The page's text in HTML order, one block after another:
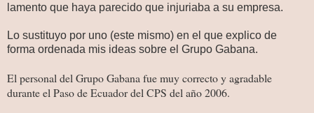
lamento que haya parecido que injuriaba a su empresa.
Lo sustituyo por uno (este mismo) en el que explico de
forma ordenada mis ideas sobre el Grupo Gabana.
El personal del Grupo Gabana fue muy correcto y agradable
durante el Paso de Ecuador del CPS del año 2006.